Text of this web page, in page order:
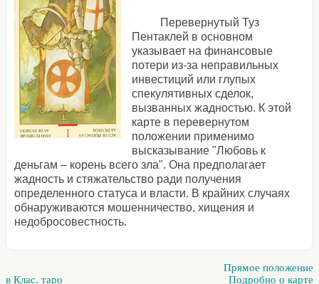
Перевернутый Туз
Пентаклей в основном
указывает на финансовые
потери из-за неправильных
инвестиций или глупых
спекулятивных сделок,
вызванных жадностью. К этой
карте в перевернутом
положении применимо
высказывание "Любовь к
деньгам – корень всего зла". Она предполагает
жадность и стяжательство ради получения
определенного статуса и власти. В крайних случаях
обнаруживаются мошенничество, хищения и
недобросовестность.
в Клас. таро
Прямое положение
Подробно о карте